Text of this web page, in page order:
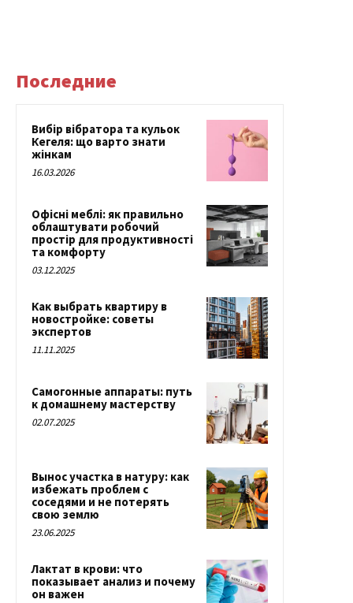
Последние
Вибір вібратора та кульок
Кегеля: що варто знати
жінкам
16.03.2026
Офісні меблі: як правильно
облаштувати робочий
простір для продуктивності
та комфорту
03.12.2025
Как выбрать квартиру в
новостройке: советы
экспертов
11.11.2025
Самогонные аппараты: путь
к домашнему мастерству
02.07.2025
Вынос участка в натуру: как
избежать проблем с
соседями и не потерять
свою землю
23.06.2025
Лактат в крови: что
показывает анализ и почему
он важен